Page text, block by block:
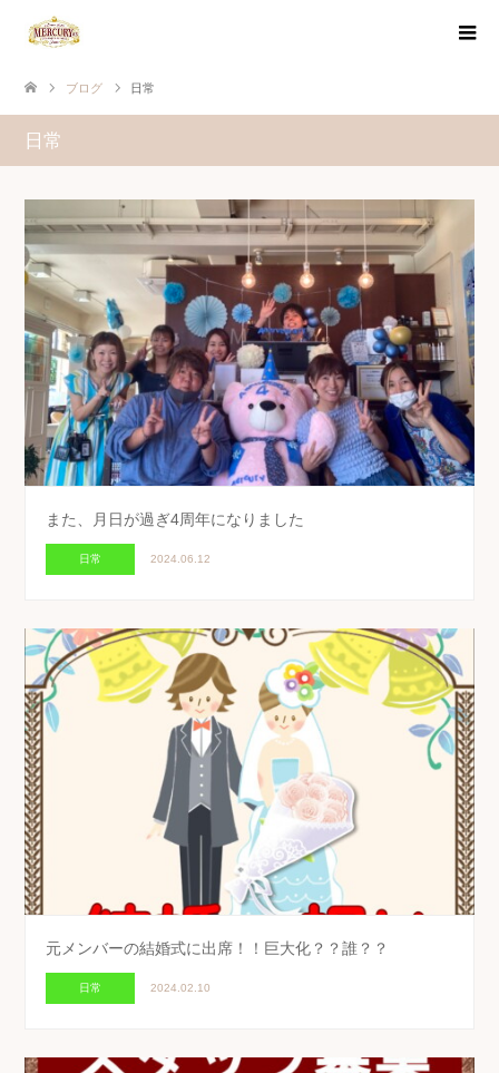
ブログ 日常
日常
また、月日が過ぎ4周年になりました
日常 2024.06.12
元メンバーの結婚式に出席！！巨大化？？誰？？
日常 2024.02.10